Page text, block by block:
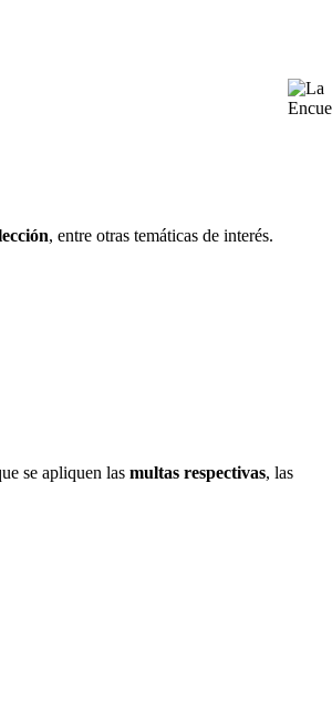
, entre otras temáticas de interés.
se apliquen las multas respectivas, las